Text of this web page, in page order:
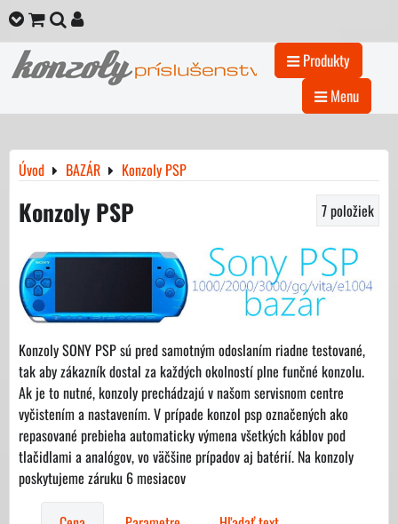
Produkty
Menu
Úvod BAZÁR Konzoly PSP
Konzoly PSP 7položiek
Konzoly SONY PSP sú pred samotným odoslaním riadne testované,
tak aby zákazník dostal za každých okolností plne funčné konzolu.
Ak je to nutné, konzoly prechádzajú v našom servisnom centre
vyčistením a nastavením. V prípade konzol psp označených ako
repasované prebieha automaticky výmena všetkých káblov pod
tlačidlami a analógov, vo väčšine prípadov aj batérií. Na konzoly
poskytujeme záruku 6 mesiacov